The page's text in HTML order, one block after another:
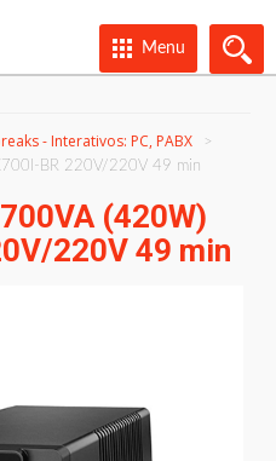
Menu
- Interativos: PC, PABX
BR 220V/220V 49 min
(420W)
220V 49 min